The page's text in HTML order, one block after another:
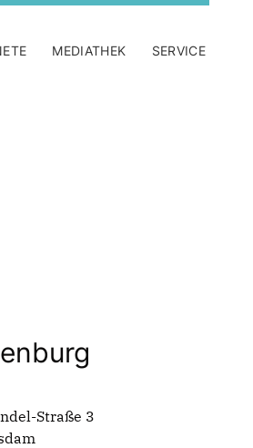
MEDIATHEK SERVICE
Straße 3